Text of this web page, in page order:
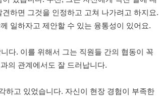
하면 그것을 인정하고 고쳐 나가려고 하지요.
일하자고 제안할 수 있는 융통성이 있어요.
다. 이를 위해서 그는 직원들 간의 협동이 꼭
의 관계에서도 잘 드러납니다.
하고 있었습니다. 자신이 현장 경험이 부족한